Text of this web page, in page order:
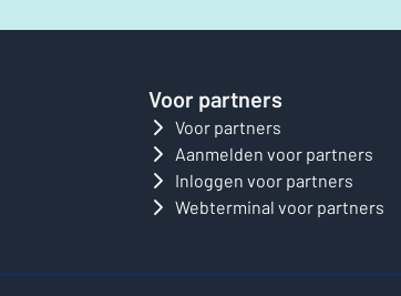
Voor partners
Voor partners
Aanmelden voor partners
Inloggen voor partners
Webterminal voor partners